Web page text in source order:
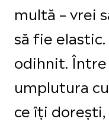
multă – vrei
să fie elastic.
odihnit.
umplutura
ce îți